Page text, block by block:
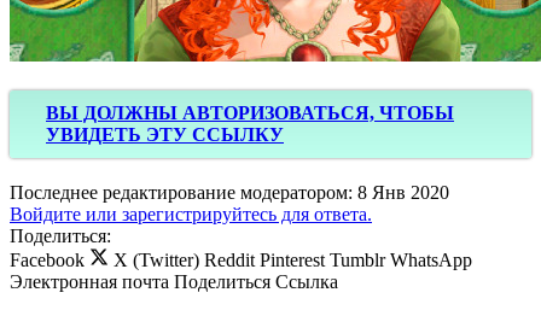
ВЫ ДОЛЖНЫ АВТОРИЗОВАТЬСЯ, ЧТОБЫ
УВИДЕТЬ ЭТУ ССЫЛКУ
Последнее редактирование модератором: 8 Янв 2020
Войдите или зарегистрируйтесь для ответа.
Поделиться:
Facebook
X (Twitter) Reddit Pinterest Tumblr WhatsApp
Электронная почта Поделиться Ссылка